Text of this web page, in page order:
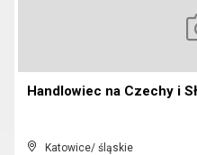
Handlowiec na Czechy i
Katowice/ śląskie